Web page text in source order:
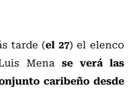
tarde (el 27) el elenco
Mena se verá las
caribeño desde